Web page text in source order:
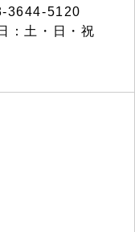
3644-5120
：土・日・祝